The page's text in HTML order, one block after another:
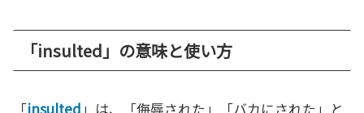
「insulted」の意味と使い方
「insulted」は、「侮辱された」「バカにされた」と